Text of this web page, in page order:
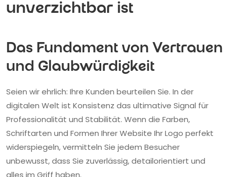
unverzichtbar ist
Das Fundament von Vertrauen
und Glaubwürdigkeit
Seien wir ehrlich: Ihre Kunden beurteilen Sie. In der
digitalen Welt ist Konsistenz das ultimative Signal für
Professionalität und Stabilität. Wenn die Farben,
Schriftarten und Formen Ihrer Website Ihr Logo perfekt
widerspiegeln, vermitteln Sie jedem Besucher
unbewusst, dass Sie zuverlässig, detailorientiert und
alles im Griff haben.